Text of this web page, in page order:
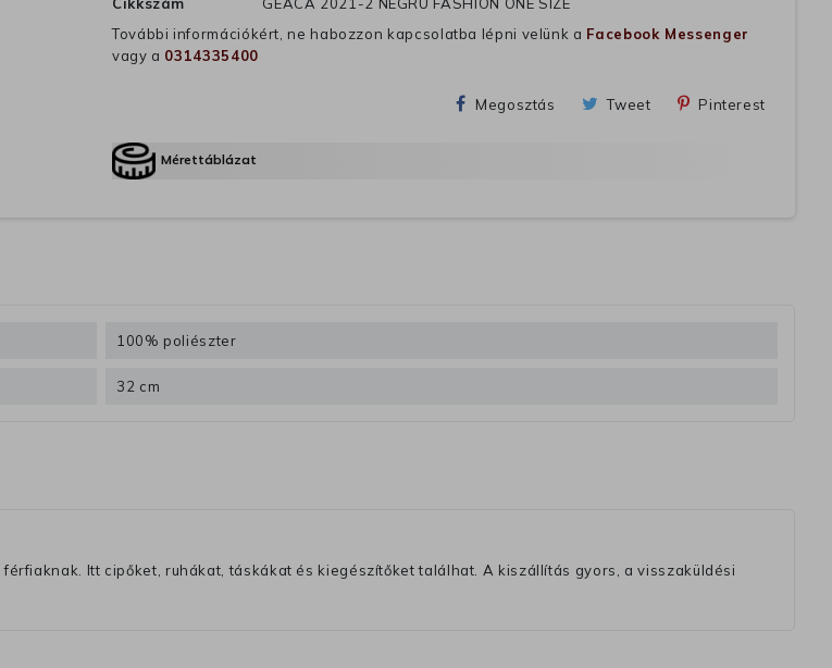
További információkért, ne habozzon kapcsolatba lépni velünk a Facebook Messenger
vagy a 0314335400
Megosztás Tweet Pinterest
Mérettáblázat
100% poliészter
32 cm
Itt cipőket, ruhákat, táskákat és kiegészítőket találhat. A kiszállítás gyors, a visszaküldési